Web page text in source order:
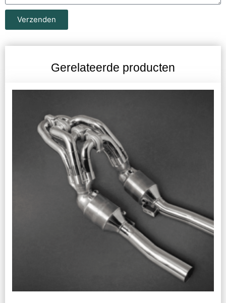
Verzenden
Gerelateerde producten